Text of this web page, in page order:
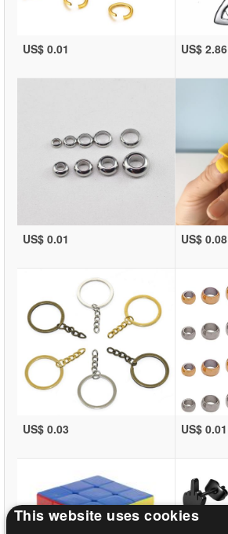
US$ 0.01 US$ 2.86
US$ 0.01 US$ 0.08
US$ 0.03 US$ 0.01
This website uses cookies